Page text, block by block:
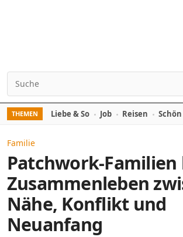
Search for:
THEMEN Liebe & So Job Reisen Schön
Familie
Patchwork-Familien
Zusammenleben
Nähe, Konflikt und
Neuanfang